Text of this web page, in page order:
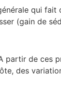
qui
(gain de
partir de ces
des